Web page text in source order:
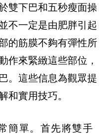
雙下巴和五秒瘦面操
不一定是由肥胖引起
的筋膜不夠有彈性所
作來緊緻這些部位，
。這些信息為觀眾提
和實用技巧。
簡單。首先將雙手